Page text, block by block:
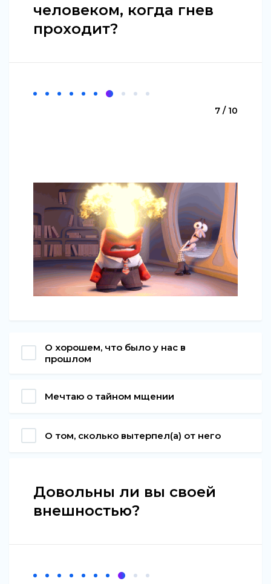
человеком, когда гнев
проходит?
7 / 10
О хорошем, что было у нас в
прошлом
Мечтаю о тайном мщении
О том, сколько вытерпел(а) от него
Довольны ли вы своей
внешностью?